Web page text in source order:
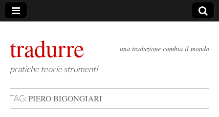
tradurre
pratiche teorie strumenti
una traduzione cambia il mondo
TAG:PIERO BIGONGIARI